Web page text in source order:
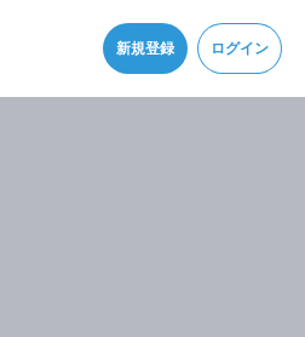
新規登録
ログイン